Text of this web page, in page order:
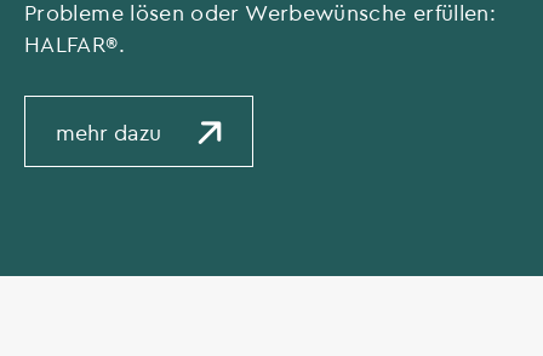
Probleme lösen oder Werbewünsche erfüllen:
HALFAR®.
mehr dazu